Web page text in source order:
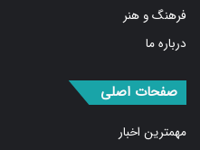
فرهنگ و هنر
درباره ما
صفحات اصلی
مهمترین اخبار